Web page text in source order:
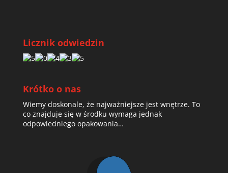
Licznik odwiedzin
Krótko o nas
Wiemy doskonale, że najważniejsze jest wnętrze. To
co znajduje się w środku wymaga jednak
odpowiedniego opakowania…